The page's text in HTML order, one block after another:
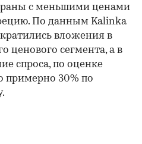
с меньшими ценами
По данным Kalinka
вложения в
ценового сегмента, а в
спроса, по оценке
примерно 30% по